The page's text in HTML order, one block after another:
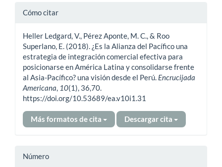
Detalles
artículo
Cómo citar
Heller Ledgard, V., Pérez Aponte, M. C., & Roo
Superlano, E. (2018). ¿Es la Alianza del Pacífico una
estrategia de integración comercial efectiva para
posicionarse en América Latina y consolidarse frente
al Asia-Pacífico? una visión desde el Perú. Encrucijada
Americana, 10(1), 36,70.
https://doi.org/10.53689/ea.v10i1.31
Más formatos de cita Descargar cita
Número